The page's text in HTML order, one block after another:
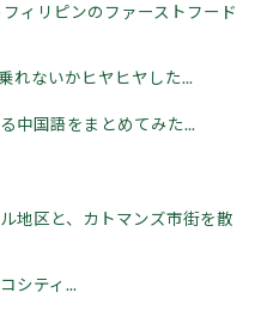
ィリピンのファーストフード
れないかヒヤヒヤした...
中国語をまとめてみた...
地区と、カトマンズ市街を散
シティ...